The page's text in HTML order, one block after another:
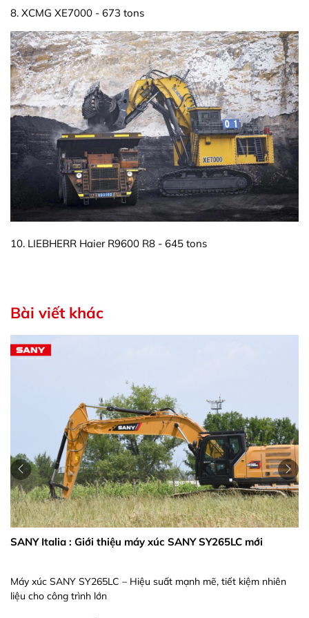
8. XCMG XE7000 - 673 tons
10. LIEBHERR Haier R9600 R8 - 645 tons
Bài viết khác
máy xúc SANY SY265LC mới
– Hiệu suất mạnh mẽ, tiết kiệm nhiên
SANY xây dựng nhà
xe thương mại đầu
SANY xây dựng nhà